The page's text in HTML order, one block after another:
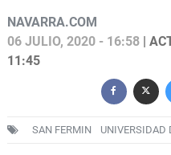
NAVARRA.COM
06 JULIO, 2020 - 16:58 |
11:45
SAN FERMIN UNIVERSIDAD